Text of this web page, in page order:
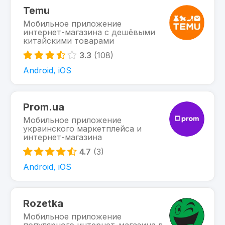
Temu
Мобильное приложение
интернет-магазина с дешёвыми
китайскими товарами
3.3 (108)
Android, iOS
Prom.ua
Мобильное приложение
украинского маркетплейса и
интернет-магазина
4.7 (3)
Android, iOS
Rozetka
Мобильное приложение